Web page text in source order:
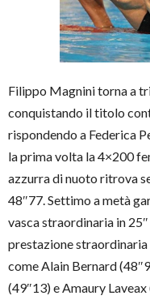
Filippo Magnini torna a
conquistando il titolo
rispondendo a Federica
la prima volta la 4×200
azzurra di nuoto ritrova
48″77. Settimo a metà
vasca straordinaria in
prestazione
come Alain Bernard
(49″13) e Amaury